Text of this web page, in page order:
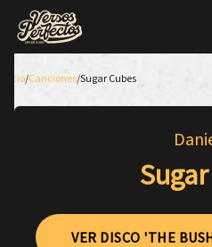
Inicio/Canciones/Sugar Cubes
VER DISCO 'THE